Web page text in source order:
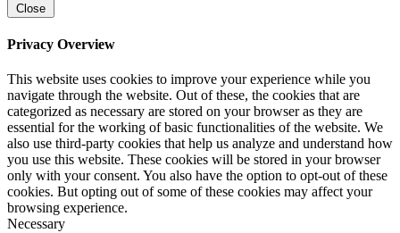
Close
Privacy Overview
This website uses cookies to improve your experience while you
navigate through the website. Out of these, the cookies that are
categorized as necessary are stored on your browser as they are
essential for the working of basic functionalities of the website. We
also use third-party cookies that help us analyze and understand how
you use this website. These cookies will be stored in your browser
only with your consent. You also have the option to opt-out of these
cookies. But opting out of some of these cookies may affect your
browsing experience.
Necessary